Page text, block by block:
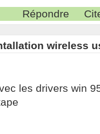
Répondre
wireless
les drivers win